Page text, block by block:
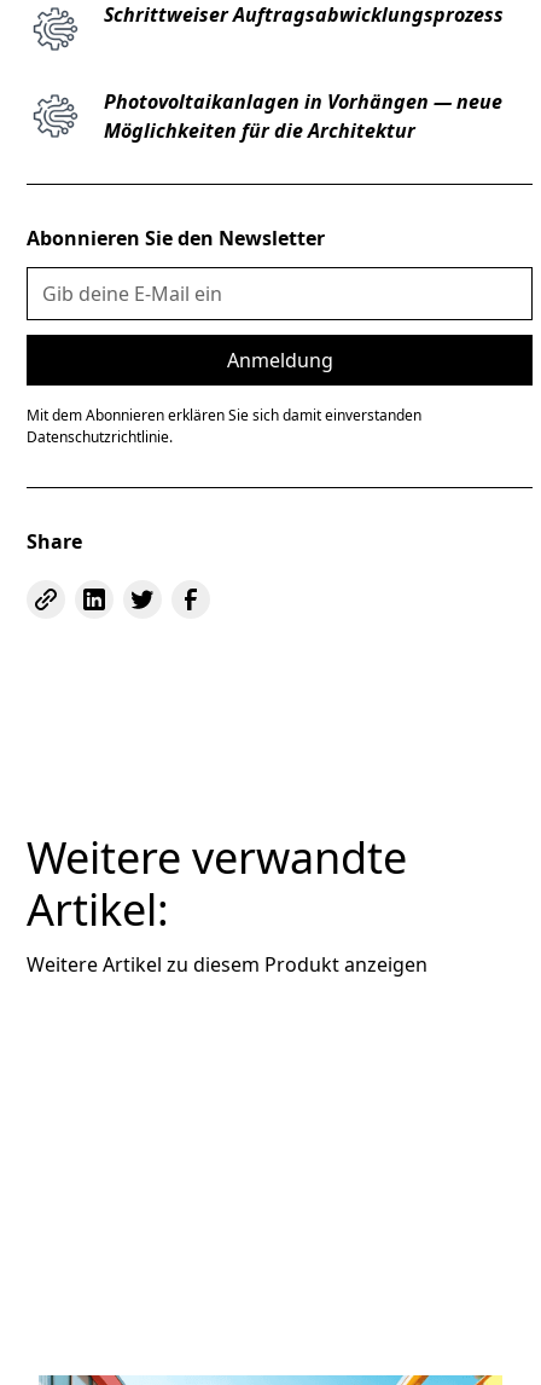
Schrittweiser Auftragsabwicklungsprozess
Photovoltaikanlagen in Vorhängen — neue
Möglichkeiten für die Architektur
Abonnieren Sie den Newsletter
Mit dem Abonnieren erklären Sie sich damit einverstanden
Datenschutzrichtlinie.
Share
Weitere verwandte
Artikel:
Weitere Artikel zu diesem Produkt anzeigen